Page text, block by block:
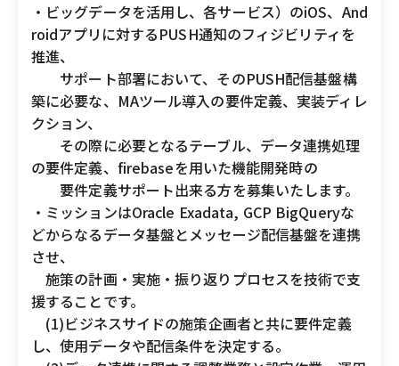
・ビッグデータを活用し、各サービス）のiOS、And
roidアプリに対するPUSH通知のフィジビリティを
推進、
サポート部署において、そのPUSH配信基盤構
築に必要な、MAツール導入の要件定義、実装ディレ
クション、
その際に必要となるテーブル、データ連携処理
の要件定義、firebaseを用いた機能開発時の
要件定義サポート出来る方を募集いたします。
・ミッションはOracle Exadata, GCP BigQueryな
どからなるデータ基盤とメッセージ配信基盤を連携
させ、
施策の計画・実施・振り返りプロセスを技術で支
援することです。
(1)ビジネスサイドの施策企画者と共に要件定義
し、使用データや配信条件を決定する。